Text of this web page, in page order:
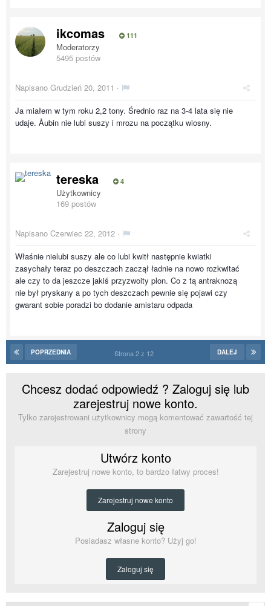
ikcomas 111
Moderatorzy
5495 postów
Napisano Grudzień 20, 2011 ·
Ja miałem w tym roku 2,2 tony. Średnio raz na 3-4 lata się nie
udaje. Åubin nie lubi suszy i mrozu na początku wiosny.
tereska 4
Użytkownicy
169 postów
Napisano Czerwiec 22, 2012 ·
Właśnie nielubi suszy ale co lubi kwitł następnie kwiatki
zasychały teraz po deszczach zaczął ładnie na nowo rozkwitać
ale czy to da jeszcze jakiś przyzwoity plon. Co z tą antraknozą
nie był pryskany a po tych deszczach pewnie się pojawi czy
gwarant sobie poradzi bo dodanie amistaru odpada
POPRZEDNIA DALEJ
Strona 2 z 12
Chcesz dodać odpowiedź ? Zaloguj się lub
zarejestruj nowe konto.
Tylko zarejestrowani użytkownicy mogą komentować zawartość tej
strony
Utwórz konto
Zarejestruj nowe konto, to bardzo łatwy proces!
Zarejestruj nowe konto
Zaloguj się
Posiadasz własne konto? Użyj go!
Zaloguj się